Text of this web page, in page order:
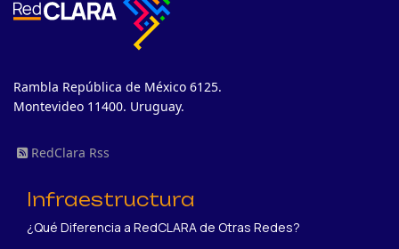
Rambla República de México 6125.
Montevideo 11400. Uruguay.
RedClara Rss
Infraestructura
¿Qué Diferencia a RedCLARA de Otras Redes?